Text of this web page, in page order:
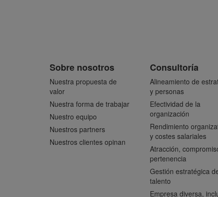
Sobre nosotros
Nuestra propuesta de
valor
Nuestra forma de trabajar
Nuestro equipo
Nuestros partners
Nuestros clientes opinan
Consultoría
Alineamiento de
y personas
Efectividad de la
organización
Rendimiento
y costes salariales
Atracción,
pertenencia
Gestión estratégica
talento
Empresa diversa,